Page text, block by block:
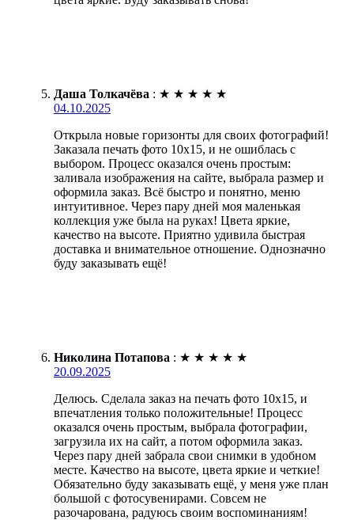
Даша Толкачёва : ★ ★ ★ ★ ★
04.10.2025
Открыла новые горизонты для своих фотографий!
Заказала печать фото 10х15, и не ошиблась с
выбором. Процесс оказался очень простым:
заливала изображения на сайте, выбрала размер и
оформила заказ. Всё быстро и понятно, меню
интуитивное. Через пару дней моя маленькая
коллекция уже была на руках! Цвета яркие,
качество на высоте. Приятно удивила быстрая
доставка и внимательное отношение. Однозначно
буду заказывать ещё!
Николина Потапова : ★ ★ ★ ★ ★
20.09.2025
Делюсь. Сделала заказ на печать фото 10х15, и
впечатления только положительные! Процесс
оказался очень простым, выбрала фотографии,
загрузила их на сайт, а потом оформила заказ.
Через пару дней забрала свои снимки в удобном
месте. Качество на высоте, цвета яркие и четкие!
Обязательно буду заказывать ещё, у меня уже план
большой с фотосувенирами. Совсем не
разочарована, радуюсь своим воспоминаниям!